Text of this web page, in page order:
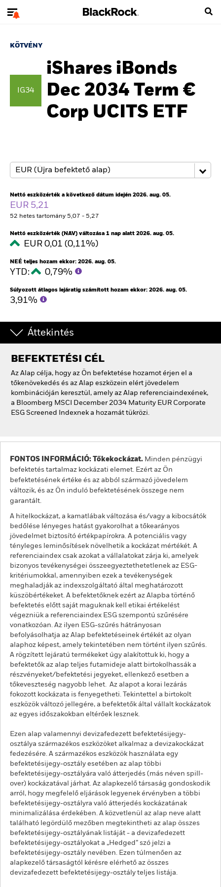
KÖTVÉNY
IG34
iShares iBonds
Dec 2034 Term €
Corp UCITS ETF
Nettó eszközérték a következő dátum idején 2026. aug. 05.
EUR 5,21
52 hetes tartomány 5,07 - 5,27
Nettó eszközérték (NAV) változása 1 nap alatt 2026. aug. 05.
EUR 0,01 (0,11%)
NEÉ teljes hozam ekkor: 2026. aug. 05.
YTD: 0,79%
Súlyozott átlagos lejáratig számított hozam ekkor: 2026. aug. 05.
3,91%
Áttekintés
BEFEKTETÉSI CÉL
Az Alap célja, hogy az Ön befektetése hozamot érjen el a
tőkenövekedés és az Alap eszközein elért jövedelem
kombinációján keresztül, amely az Alap referenciaindexének,
a Bloomberg MSCI December 2034 Maturity EUR Corporate
ESG Screened Indexnek a hozamát tükrözi.
FONTOS INFORMÁCIÓ: Tőkekockázat. Minden pénzügyi
befektetés tartalmaz kockázati elemet. Ezért az Ön
befektetésének értéke és az abból származó jövedelem
változik, és az Ön induló befektetésének összege nem
garantált.
A hitelkockázat, a kamatlábak változása és/vagy a kibocsátók
bedőlése lényeges hatást gyakorolhat a tőkearányos
jövedelmet biztosító értékpapírokra. A potenciális vagy
tényleges leminősítések növelhetik a kockázat mértékét. A
referenciaindex csak azokat a vállalatokat zárja ki, amelyek
bizonyos tevékenységei összeegyeztethetetlenek az ESG-
kritériumokkal, amennyiben ezek a tevékenységek
meghaladják az indexszolgáltató által meghatározott
küszöbértékeket. A befektetőknek ezért az Alapba történő
befektetés előtt saját maguknak kell etikai értékelést
végezniük a referenciaindex ESG szempontú szűrésére
vonatkozóan. Az ilyen ESG-szűrés hátrányosan
befolyásolhatja az Alap befektetéseinek értékét az olyan
alaphoz képest, amely tekintetében nem történt ilyen szűrés.
A rögzített lejáratú termékeket úgy alakítottuk ki, hogy a
befektetők az alap teljes futamideje alatt birtokolhassák a
részvényeket/befektetési jegyeket, ellenkező esetben a
tőkeveszteség nagyobb lehet. Az alapot a korai lezárás
fokozott kockázata is fenyegetheti. Tekintettel a birtokolt
eszközök változó jellegére, a befektetők által vállalt kockázatok
az egyes időszakokban eltérőek lesznek.
Ezen alap valamennyi devizafedezett befektetésijegy-
osztálya származékos eszközöket alkalmaz a devizakockázat
fedezésére. A származékos eszközök használata egy
befektetésijegy-osztály esetében az alap többi
befektetésijegy-osztályára való átterjedés (más néven spill-
over) kockázatával járhat. Az alapkezelő társaság gondoskodik
arról, hogy megfelelő eljárások legyenek érvényben a többi
befektetésijegy-osztályra való átterjedés kockázatának
minimalizálása érdekében. A közvetlenül az alap neve alatt
található legördülő mezőben megtekintheti az alap összes
befektetésijegy-osztályának listáját - a devizafedezett
befektetésijegy-osztályokat a „Hedged” szó jelzi a
befektetésijegy-osztály nevében. Ezen túlmenően az
alapkezelő társaságtól kérésre elérhető az összes
devizafedezett befektetésijegy-osztály teljes listája.